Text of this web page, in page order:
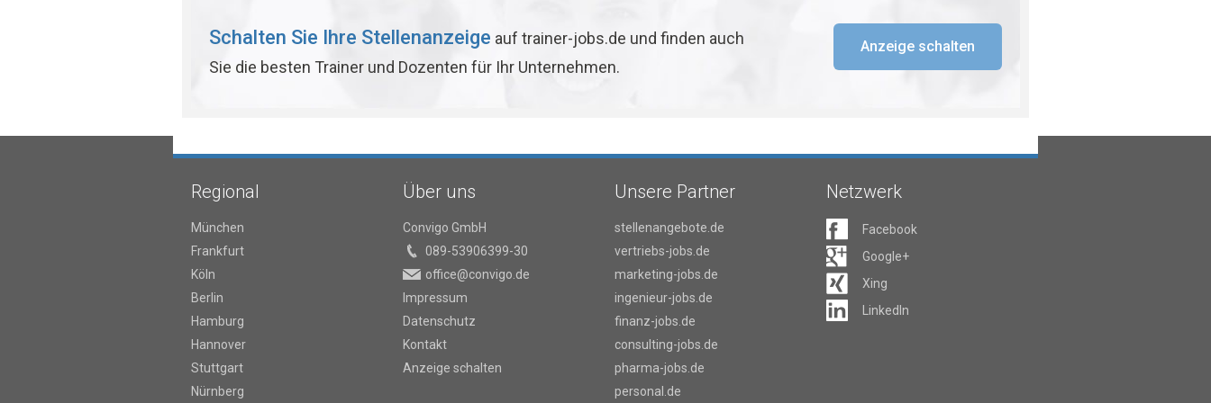
Schalten Sie Ihre Stellenanzeige auf trainer-jobs.de und finden auch
Sie die besten Trainer und Dozenten für Ihr Unternehmen.
Anzeige schalten
Regional
München
Frankfurt
Köln
Berlin
Hamburg
Hannover
Stuttgart
Nürnberg
Über uns
Convigo GmbH
089-53906399-30
office@convigo.de
Impressum
Datenschutz
Kontakt
Anzeige schalten
Unsere Partner
stellenangebote.de
vertriebs-jobs.de
marketing-jobs.de
ingenieur-jobs.de
finanz-jobs.de
consulting-jobs.de
pharma-jobs.de
personal.de
Netzwerk
Facebook
Google+
Xing
LinkedIn